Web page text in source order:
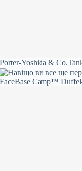
Porter-Yoshida & Co.
FaceBase Camp™